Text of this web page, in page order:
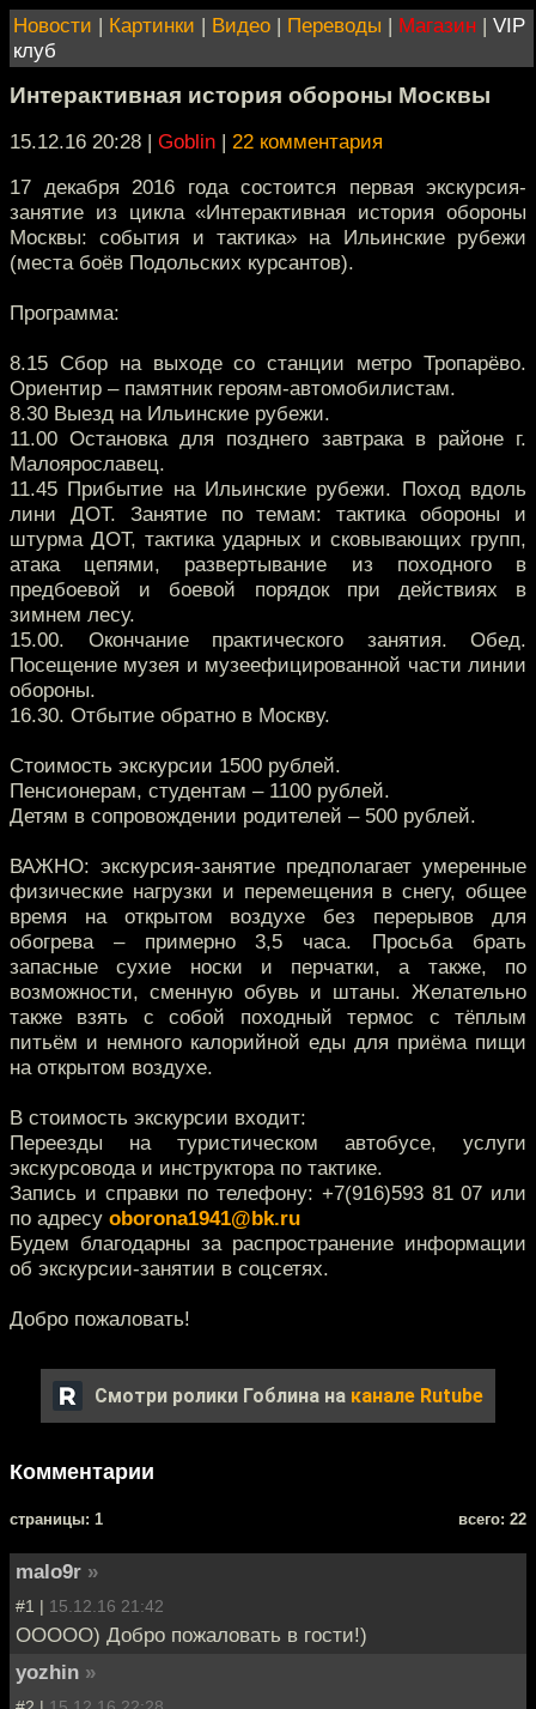
Новости | Картинки | Видео | Переводы | Магазин | VIP
клуб
Интерактивная история обороны Москвы
15.12.16 20:28 | Goblin | 22 комментария
17 декабря 2016 года состоится первая экскурсия-
занятие из цикла «Интерактивная история обороны
Москвы: события и тактика» на Ильинские рубежи
(места боёв Подольских курсантов).
Программа:
8.15 Сбор на выходе со станции метро Тропарёво.
Ориентир – памятник героям-автомобилистам.
8.30 Выезд на Ильинские рубежи.
11.00 Остановка для позднего завтрака в районе г.
Малоярославец.
11.45 Прибытие на Ильинские рубежи. Поход вдоль
лини ДОТ. Занятие по темам: тактика обороны и
штурма ДОТ, тактика ударных и сковывающих групп,
атака цепями, развертывание из походного в
предбоевой и боевой порядок при действиях в
зимнем лесу.
15.00. Окончание практического занятия. Обед.
Посещение музея и музеефицированной части линии
обороны.
16.30. Отбытие обратно в Москву.
Стоимость экскурсии 1500 рублей.
Пенсионерам, студентам – 1100 рублей.
Детям в сопровождении родителей – 500 рублей.
ВАЖНО: экскурсия-занятие предполагает умеренные
физические нагрузки и перемещения в снегу, общее
время на открытом воздухе без перерывов для
обогрева – примерно 3,5 часа. Просьба брать
запасные сухие носки и перчатки, а также, по
возможности, сменную обувь и штаны. Желательно
также взять с собой походный термос с тёплым
питьём и немного калорийной еды для приёма пищи
на открытом воздухе.
В стоимость экскурсии входит:
Переезды на туристическом автобусе, услуги
экскурсовода и инструктора по тактике.
Запись и справки по телефону: +7(916)593 81 07 или
по адресу oborona1941@bk.ru
Будем благодарны за распространение информации
об экскурсии-занятии в соцсетях.
Добро пожаловать!
Смотри ролики Гоблина на канале Rutube
Комментарии
cтраницы: 1 всего: 22
malo9r »
#1 | 15.12.16 21:42
ООООО) Добро пожаловать в гости!)
yozhin »